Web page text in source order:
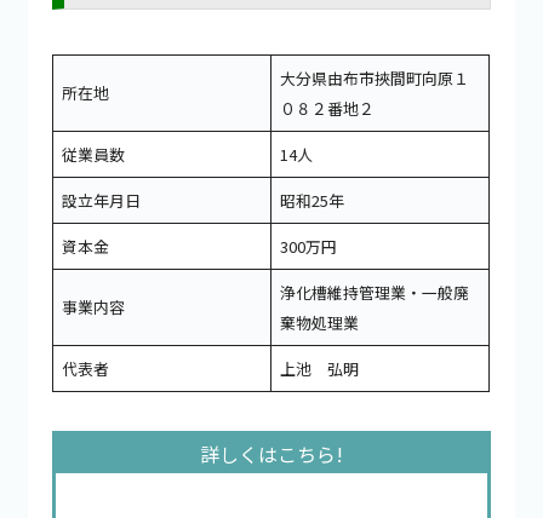
所在地
大分県由布市挾間町向原１
０８２番地２
従業員数
14人
設立年月日
昭和25年
資本金
300万円
事業内容
浄化槽維持管理業・一般廃
棄物処理業
代表者
上池 弘明